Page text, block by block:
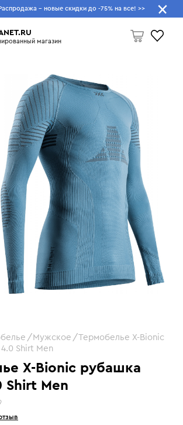
Распродажа - новые скидки до -75% на все! >>
магазин
X-Bionic рубашка
Shirt Men
Мужское
Термобелье X-Bionic
Shirt Men